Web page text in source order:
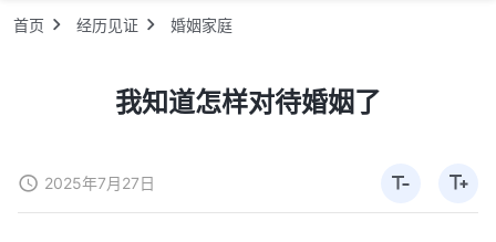
首页 经历见证 婚姻家庭
我知道怎样对待婚姻了
2025年7月27日